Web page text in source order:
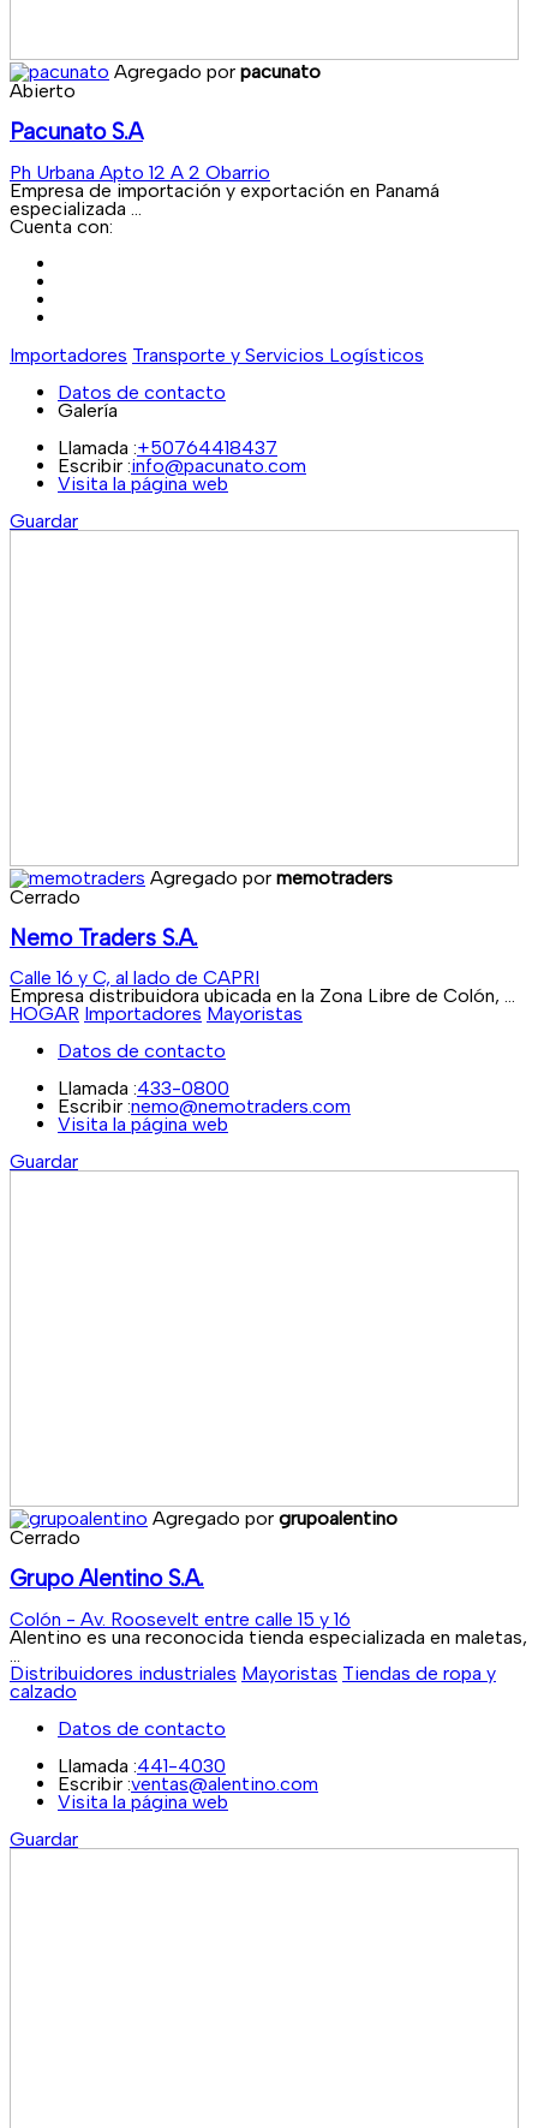
Agregado por pacunato
Abierto
Pacunato S.A
Ph Urbana Apto 12 A 2 Obarrio
Empresa de importación y exportación en Panamá
especializada ...
Cuenta con:
Importadores Transporte y Servicios Logísticos
Datos de contacto
Galería
Llamada :+50764418437
Escribir :info@pacunato.com
Visita la página web
Guardar
Agregado por memotraders
Cerrado
Nemo Traders S.A.
Calle 16 y C, al lado de CAPRI
Empresa distribuidora ubicada en la Zona Libre de Colón, ...
HOGAR Importadores Mayoristas
Datos de contacto
Llamada :433-0800
Escribir :nemo@nemotraders.com
Visita la página web
Guardar
Agregado por grupoalentino
Cerrado
Grupo Alentino S.A.
Colón - Av. Roosevelt entre calle 15 y 16
Alentino es una reconocida tienda especializada en maletas,
Distribuidores industriales Mayoristas Tiendas de ropa y
calzado
Datos de contacto
Llamada :441-4030
Escribir :ventas@alentino.com
Visita la página web
Guardar